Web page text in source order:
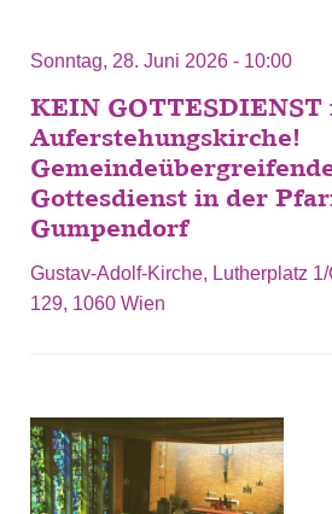
Sonntag, 28. Juni 2026 - 10:00
KEIN GOTTESDIENST
Auferstehungskirche!
Gottesdienst in der
Gumpendorf
Gustav-Adolf-Kirche, Lutherplatz
129, 1060 Wien